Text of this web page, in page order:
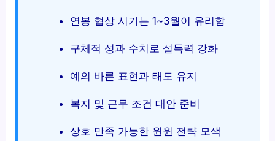
연봉 협상 시기는 1~3월이 유리함
구체적 성과 수치로 설득력 강화
예의 바른 표현과 태도 유지
복지 및 근무 조건 대안 준비
상호 만족 가능한 윈윈 전략 모색